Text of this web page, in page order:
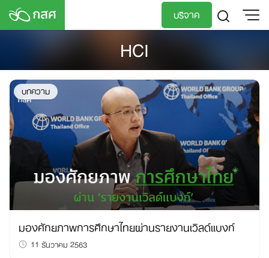
Skip
บริจาค
HCI
บทความ
มองศักยภาพการศึกษาไทยผ่านรายงานเวิลด์แบงก์
11 ธันวาคม 2563